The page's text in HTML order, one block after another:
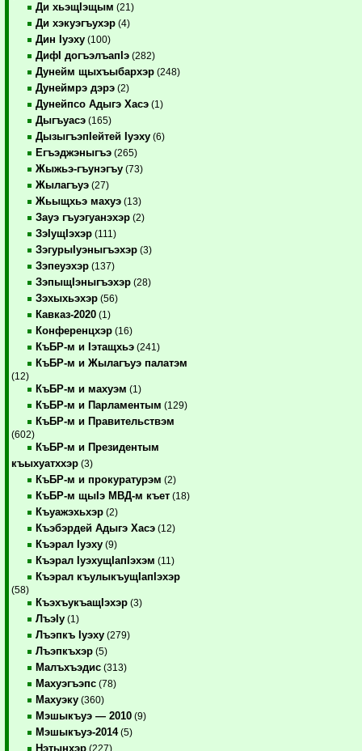
Ди хьэщIэщым (21)
Ди хэкуэгъухэр (4)
Дин Iуэху (100)
ДифI догъэлъапIэ (282)
Дунейм щыхъыбархэр (248)
Дунеймрэ дэрэ (2)
Дунейпсо Адыгэ Хасэ (1)
Дыгъуасэ (165)
ДызыгъэпIейтей Iуэху (6)
Егъэджэныгъэ (265)
Жыжьэ-гъунэгъу (73)
Жылагъуэ (27)
Жьыщхьэ махуэ (13)
Зауэ гъуэгуанэхэр (2)
ЗэIущIэхэр (111)
ЗэгурыIуэныгъэхэр (3)
Зэпеуэхэр (137)
ЗэпыщIэныгъэхэр (28)
Зэхыхьэхэр (56)
Кавказ-2020 (1)
Конференцхэр (16)
КъБР-м и Iэтащхьэ (241)
КъБР-м и Жылагъуэ палатэм
(12)
КъБР-м и махуэм (1)
КъБР-м и Парламентым (129)
КъБР-м и Правительствэм
(602)
КъБР-м и Президентым
къыхуатххэр (3)
КъБР-м и прокуратурэм (2)
КъБР-м щыIэ МВД-м къет (18)
Къуажэхьхэр (2)
Къэбэрдей Адыгэ Хасэ (12)
Къэрал Iуэху (9)
Къэрал IуэхущIапIэхэм (11)
Къэрал къулыкъущIапIэхэр
(58)
КъэхъукъащIэхэр (3)
ЛъэIу (1)
Лъэпкъ Iуэху (279)
Лъэпкъхэр (5)
Малъхъэдис (313)
Махуэгъэпс (78)
Махуэку (360)
Мэшыкъуэ — 2010 (9)
Мэшыкъуэ-2014(5)
Нэтынхэр (227)